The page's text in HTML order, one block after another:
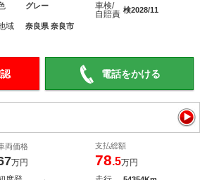
グレー
車検/
自賠責 検2028/11
域 奈良県 奈良市
電話をかける
両価格
万円
支払総額
78.5万円